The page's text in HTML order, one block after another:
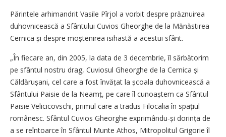
Părintele arhimandrit Vasile Pîrjol a vorbit despre prăznuirea
duhovnicească a Sfântului Cuvios Gheorghe de la Mănăstirea
Cernica și despre moștenirea isihastă a acestui sfânt.
„În fiecare an, din 2005, la data de 3 decembrie, îl sărbătorim
pe sfântul nostru drag, Cuviosul Gheorghe de la Cernica și
Căldărușani, cel care a fost învățat la școala duhovnicească a
Sfântului Paisie de la Neamț, pe care îl cu­noaștem ca Sfântul
Paisie Velicicovschi, primul care a tradus Filocalia în spațiul
românesc. Sfântul Cuvios Gheorghe exprimându-și dorința de
a se reîntoarce în Sfântul Munte Athos, Mitropolitul Grigorie îl